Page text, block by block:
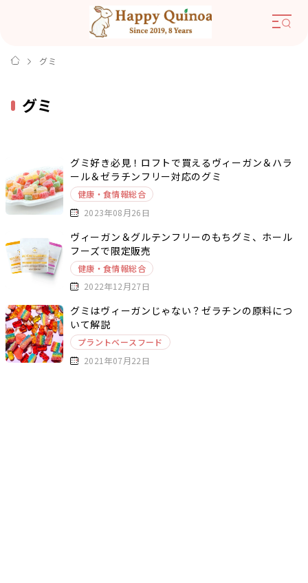
グミ
グミ
グミ好き必見！ロフトで買えるヴィーガン＆ハラ
ール＆ゼラチンフリー対応のグミ
健康・食情報総合
2023年08月26日
ヴィーガン＆グルテンフリーのもちグミ、ホール
フーズで限定販売
健康・食情報総合
2022年12月27日
グミはヴィーガンじゃない？ゼラチンの原料につ
いて解説
プラントベースフード
2021年07月22日